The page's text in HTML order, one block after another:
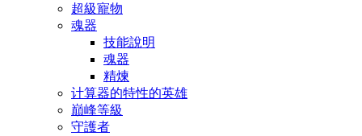
超級寵物
魂器
技能說明
魂器
精煉
计算器的特性的英雄
巔峰等級
守護者